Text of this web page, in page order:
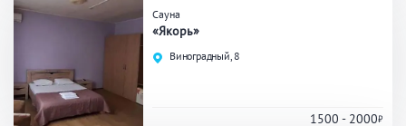
Массаж
Кедровая бочка
Гидромассаж
Сауна
«Якорь»
Виноградный, 8
1500 - 2000